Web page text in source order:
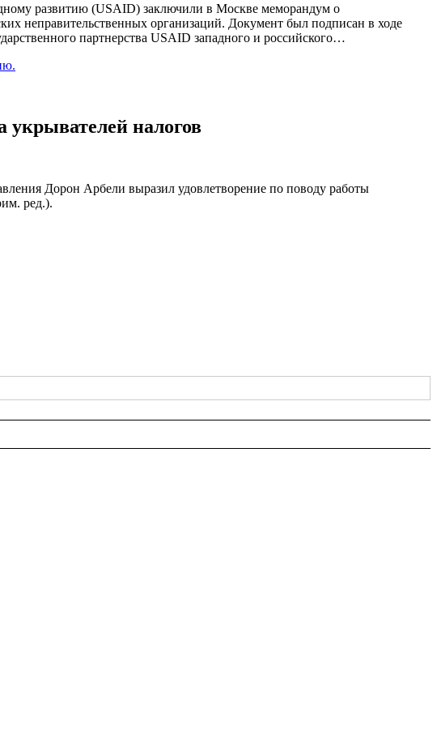
развитию (USAID) заключили в Москве меморандум о
неправительственных организаций. Документ был подписан в ходе
партнерства USAID западного и российского…
укрывателей налогов
Дорон Арбели выразил удовлетворение по поводу работы
ред.).